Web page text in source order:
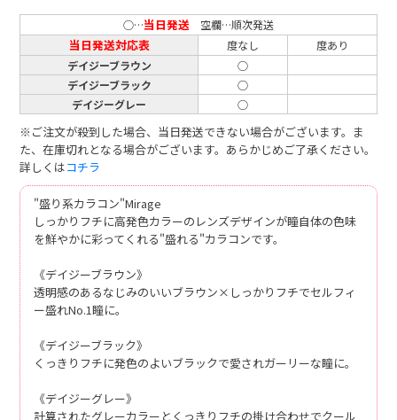
○…当日発送 空欄…順次発送
当日発送対応表 度なし
度あり
デイジーブラウン
○
デイジーブラック
○
デイジーグレー
○
※ご注文が殺到した場合、当日発送できない場合がございます。ま
た、在庫切れとなる場合がございます。あらかじめご了承ください。
詳しくはコチラ
"盛り系カラコン"Mirage
しっかりフチに高発色カラーのレンズデザインが瞳自体の色味
を鮮やかに彩ってくれる"盛れる"カラコンです。
《デイジーブラウン》
透明感のあるなじみのいいブラウン×しっかりフチでセルフィ
ー盛れNo.1瞳に。
《デイジーブラック》
くっきりフチに発色のよいブラックで愛されガーリーな瞳に。
《デイジーグレー》
計算されたグレーカラーとくっきりフチの掛け合わせでクール